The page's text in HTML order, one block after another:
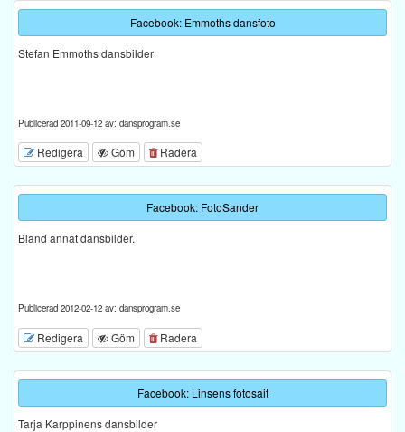
Facebook: Emmoths dansfoto
Stefan Emmoths dansbilder
Publicerad 2011-09-12 av: dansprogram.se
Redigera Göm Radera
Facebook: FotoSander
Bland annat dansbilder.
Publicerad 2012-02-12 av: dansprogram.se
Redigera Göm Radera
Facebook: Linsens fotosait
Tarja Karppinens dansbilder